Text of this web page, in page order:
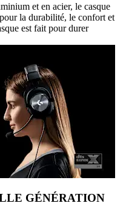
et en acier, le casque
la durabilité, le confort et
est fait pour durer
GÉNÉRATION